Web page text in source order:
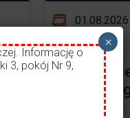
01.08.2026
Informację o
3, pokój Nr 9,
×